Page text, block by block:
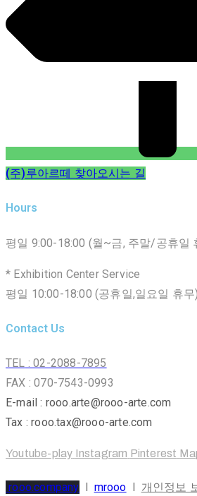
(주)루아르떼 찾아오시는 길
Hours
평일 9:00-18:00 (월~금, 주말/공휴일
* Exhibition Center Service
평일 10:00-18:00 (공휴일,일요일 휴무)
Contact Us
TEL : 02-2088-7895
FAX : 070-7543-0993
E-mail : rooo.arte@rooo-arte.com
Tax : rooo.tax@rooo-arte.com
Youtube-play Instagram Pinterest
rooo.company l mrooo l 개인정보